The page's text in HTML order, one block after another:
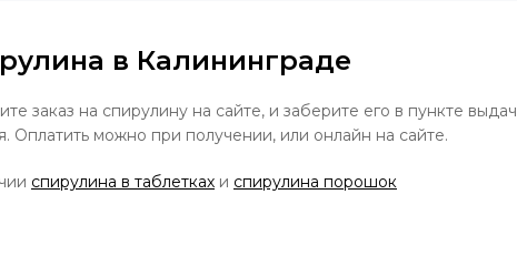
в Калининграде
заказ на спирулину на сайте, и заберите его в пункте
Оплатить можно при получении, или онлайн на сайте.
спирулина в таблетках и спирулина порошок